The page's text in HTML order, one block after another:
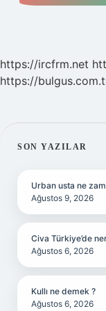
https://ircfrm.net
https://
SON YAZILAR
Urban usta ne
Ağustos 9, 2026
Civa Türkiye’de
Ağustos 6, 2026
Kullı ne demek ?
Ağustos 6, 2026